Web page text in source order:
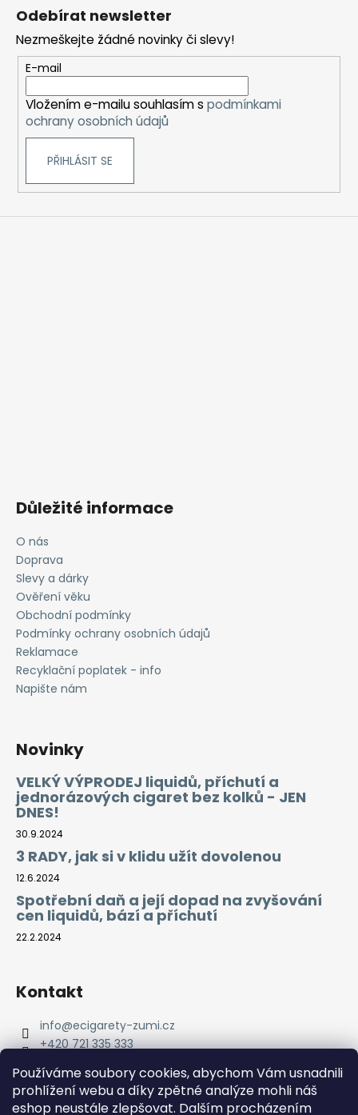
Používáme soubory cookies, abychom Vám usnadnili
prohlížení webu a díky zpětné analýze mohli náš
eshop neustále zlepšovat. Dalším procházením
Odebírat newsletter
Nezmeškejte žádné novinky či slevy!
E-mail
Vložením e-mailu souhlasím s podmínkami
ochrany osobních údajů
PŘIHLÁSIT SE
Důležité informace
O nás
Doprava
Slevy a dárky
Ověření věku
Obchodní podmínky
Podmínky ochrany osobních údajů
Reklamace
Recyklační poplatek - info
Napište nám
Novinky
VELKÝ VÝPRODEJ liquidů, příchutí a
jednorázových cigaret bez kolků - JEN
DNES!
30.9.2024
3 RADY, jak si v klidu užít dovolenou
12.6.2024
Spotřební daň a její dopad na zvyšování
cen liquidů, bází a příchutí
22.2.2024
Kontakt
info@ecigarety-zumi.cz
+420 721 335 333